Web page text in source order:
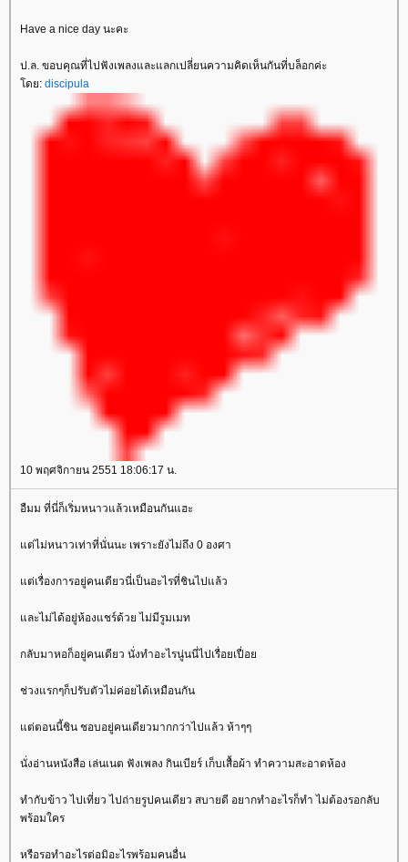
Have a nice day นะคะ
ป.ล. ขอบคุณที่ไปฟังเพลงและแลกเปลี่ยนความคิดเห็นกันที่บล็อกค่ะ
ดย: discipula
10 พฤศจิกายน 2551 18:06:17 น.
อืมม ที่นี่ก็เริ่มหนาวแล้วเหมือนกันแฮะ
ต่ไม่หนาวเท่าที่นั่นนะ เพราะยังไม่ถึง 0 องศา
ต่เรื่องการอยู่คนเดียวนี่เป็นอะไรที่ชินไปแล้ว
ละไม่ได้อยู่ห้องแชร์ด้วย ไม่มีรูมเมท
กลับมาหอก็อยู่คนเดียว นั่งทำอะไรนู่นนี่ไปเรื่อยเปื่อ
ช่วงแรกๆก็ปรับตัวไม่ค่อยได้เหมือนกัน
ต่ตอนนี้ชิน ชอบอยู่คนเดียวมากกว่าไปแล้ว ห้าๆๆ
นั่งอ่านหนังสือ เล่นเนต ฟังเพลง กินเบียร์ เก็บเสื้อผ้า ทำความสะอาดห้อง
ทำกับข้าว ไปเที่ยว ไปถ่ายรูปคนเดียว สบายดี อยากทำอะไรก็ทำ ไม่ต้องรอกลับ
พร้อมใคร
หรือรอทำอะไรต่อมิอะไรพร้อมคนอื่น